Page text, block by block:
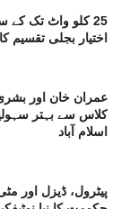
25 کلو واٹ تک
اختیار بجلی تقسیم
عمران خان اور
کلاس سے بہتر
اسلام آباد
پیٹرول، ڈیزل اور